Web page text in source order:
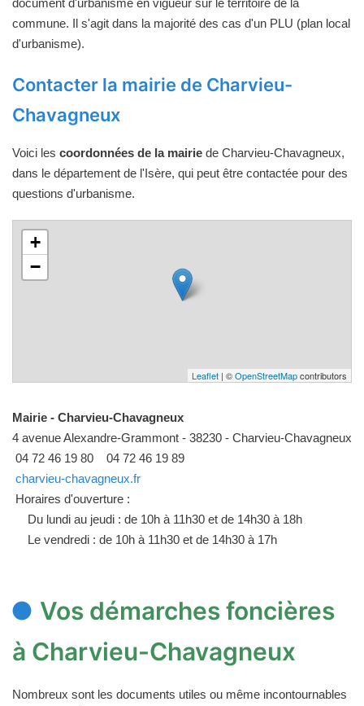
commune. Il s'agit dans la majorité des cas d'un PLU (plan local
d'urbanisme).
Contacter la mairie de Charvieu-
Chavagneux
Voici les coordonnées de la mairie de Charvieu-Chavagneux,
dans le département de l'Isère, qui peut être contactée pour des
questions d'urbanisme.
+
−
Leaflet | ©OpenStreetMapcontributors
Mairie - Charvieu-Chavagneux
4 avenue Alexandre-Grammont - 38230 - Charvieu-Chavagneux
04 72 46 19 80
04 72 46 19 89
charvieu-chavagneux.fr
Horaires d'ouverture :
Du lundi au jeudi : de 10h à 11h30 et de 14h30 à 18h
Le vendredi : de 10h à 11h30 et de 14h30 à 17h
Vos démarches foncières
à Charvieu-Chavagneux
Nombreux sont les documents utiles ou même incontournables